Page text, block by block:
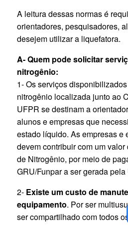
A leitura dessas normas é
orientadores, pesquisadores,
desejem utilizar a liquefatora.
A- Quem pode solicitar
nitrogênio:
1- Os serviços
nitrogênio localizada junto ao
UFPR se destinam a
alunos e empresas que
estado líquido. As empresas e
devem contribuir com um
de Nitrogênio, por meio de
GRU/Funpar a ser gerada pela
2- Existe um custo de
equipamento. Por ser
ser compartilhado com todos